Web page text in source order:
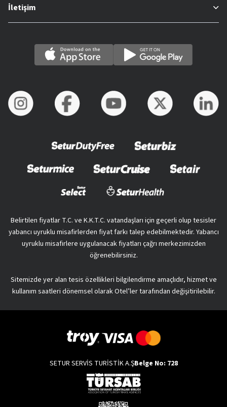
İletişim
Belirtilen fiyatlar T.C. ve K.K.T.C. vatandaşları için geçerli olup tesisler
yabancı uyruklu misafirlerden fiyat farkı talep edebilmektedir. Yabancı
uyruklu misafirlere uygulanacak fiyatları çağrı merkezimizden
öğrenebilirsiniz.
Sitemizde yer alan tesis özellikleri bilgilendirme amaçlıdır, hizmet ve
kullanım saatleri dönemsel olarak Otel’ler tarafından değişitirilebilir.
SETUR SERVİS TURİSTİK A.ŞBelge No: 728